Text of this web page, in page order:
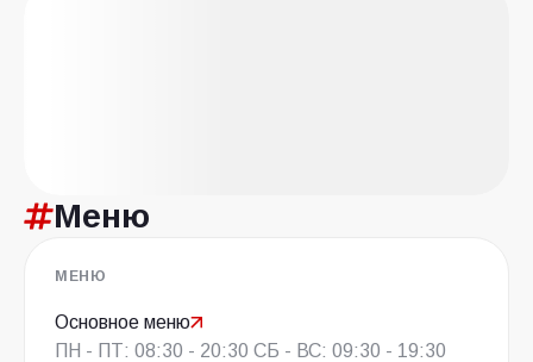
Меню
МЕНЮ
Основное меню
ПН - ПТ: 08:30 - 20:30 СБ - ВС: 09:30 - 19:30